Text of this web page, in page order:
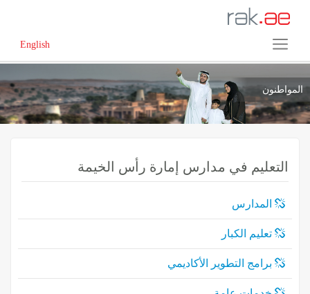
English
المواطنون
التعليم في مدارس إمارة رأس الخيمة
المدارس
تعليم الكبار
برامج التطوير الأكاديمي